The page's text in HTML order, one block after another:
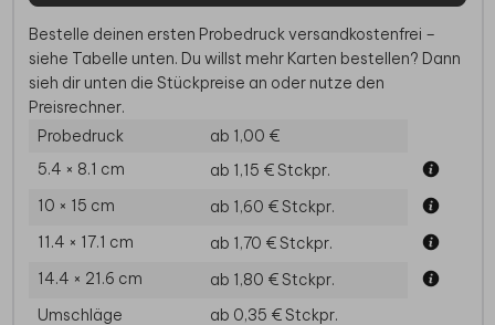
Bestelle deinen ersten Probedruck versandkostenfrei –
siehe Tabelle unten. Du willst mehr Karten bestellen? Dann
sieh dir unten die Stückpreise an oder nutze den
Preisrechner.
Probedruck
ab 1,00 €
5.4 × 8.1 cm
ab 1,15 €Stckpr.
10 × 15 cm
ab 1,60 €Stckpr.
11.4 × 17.1 cm
ab 1,70 €Stckpr.
14.4 × 21.6 cm
ab 1,80 €Stckpr.
Umschläge
ab 0,35 €Stckpr.